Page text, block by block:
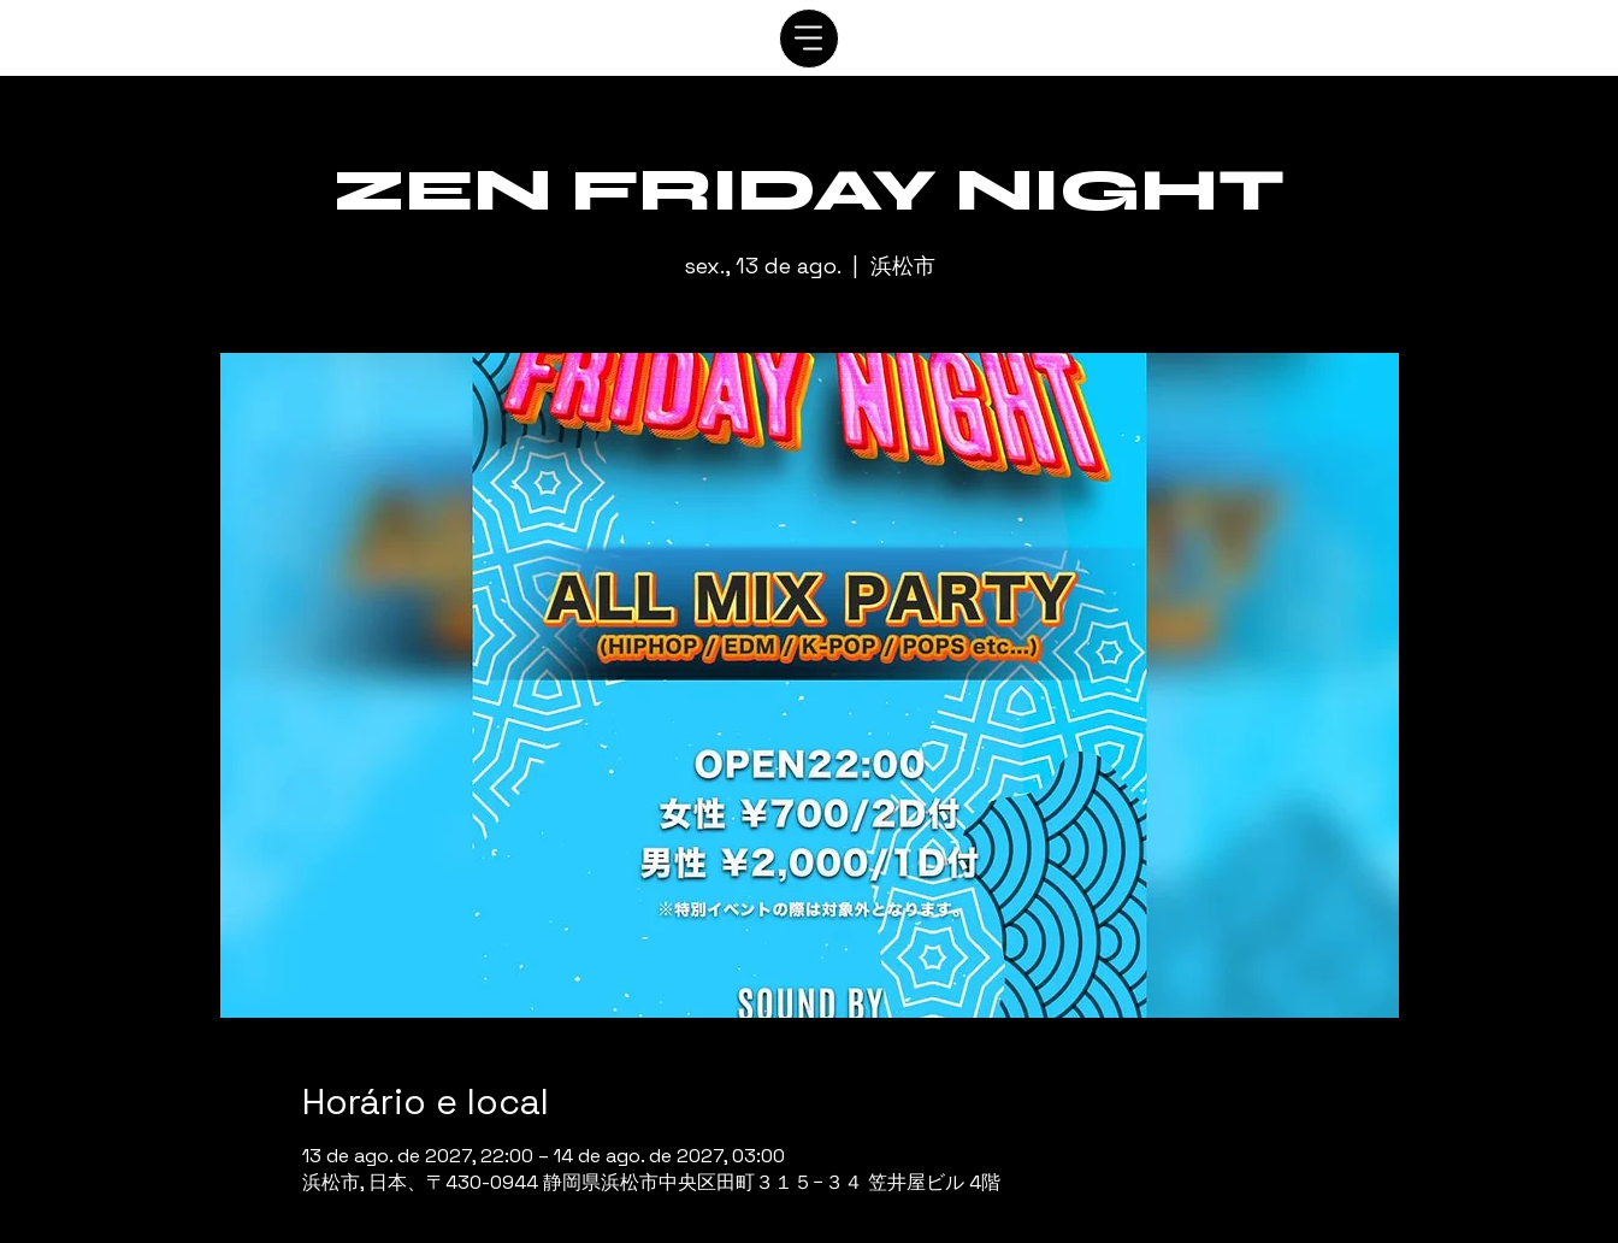
VIP ALUGUEL
ZEN FRIDAY NIGHT
sex., 13 de ago.
  |
浜松市
Horário e local
13 de ago. de 2027, 22:00 – 14 de ago. de 2027, 03:00
浜松市, 日本、〒430-0944 静岡県浜松市中央区田町３１５−３４ 笠井屋ビル 4階